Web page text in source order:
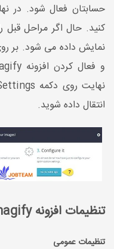
کنید. حال اگر مراحل قبل
انتقال داده شوید.
تنظیمات افزونه Imagify
تنظیمات عمومی